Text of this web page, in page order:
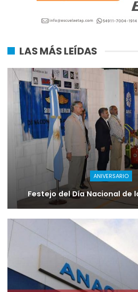
LAS MÁS LEÍDAS
ANIVERSARIO
Festejo del Día Nacional de